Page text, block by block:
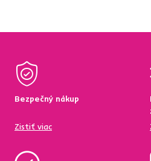
Bezpečný nákup
Zistiť viac